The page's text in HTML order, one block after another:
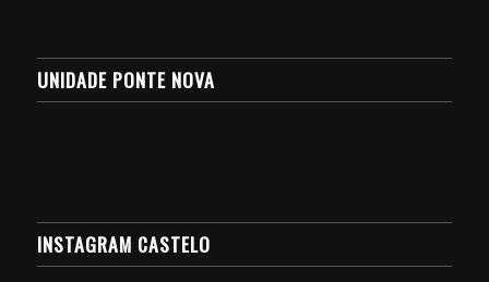
UNIDADE PONTE NOVA
INSTAGRAM CASTELO